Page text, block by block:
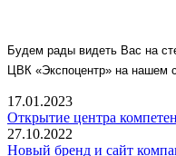
Будем рады видеть Вас на
ЦВК «Экспоцентр» на нашем
17.01.2023
Открытие центра
27.10.2022
Новый бренд и сайт